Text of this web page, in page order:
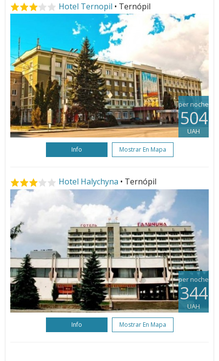
Hotel Ternopil • Ternópil
per noche
504
UAH
Info Mostrar En Mapa
Hotel Halychyna • Ternópil
per noche
344
UAH
Info Mostrar En Mapa